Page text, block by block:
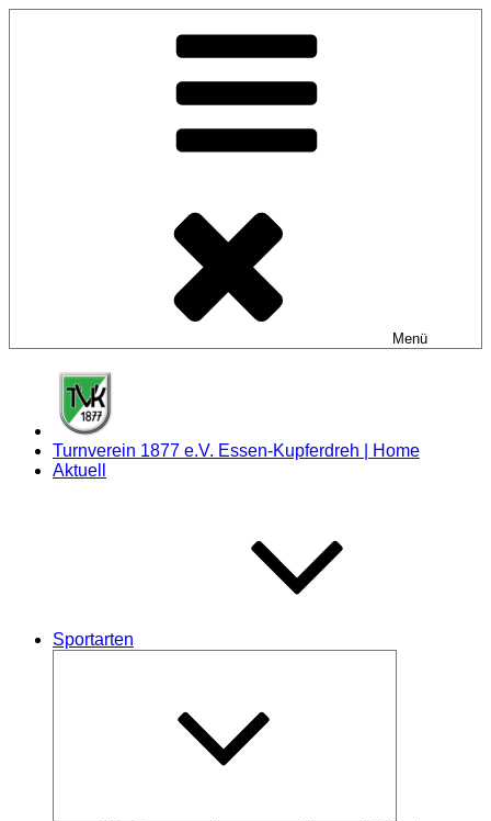
Menü
Turnverein 1877 e.V. Essen-Kupferdreh | Home
Aktuell
Sportarten